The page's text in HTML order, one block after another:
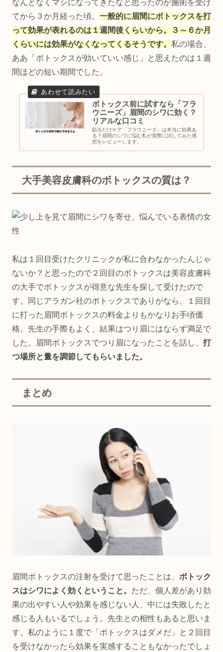
なんとなくマシになってきたなと思ったのが施術を受け
てから３か月経った頃。 一般的に眉間にボトックスを打
って効果が表れるのは１週間後くらいから。３～６か月
くらいには効果がなくなってくるそうです。 私の場合、
ああ「ボトックスが効いていい感じ」と思えたのは１週
間ほどの短い期間でした。
ボトックス前に試すなら「フラ
ウニーズ」眉間のシワに効く？
リアルな口コミ
貼るだけケア「フラウニーズ」は本当に効果あ
る？眉間のシワに悩む私が実際に試してみた感
想をレビューします。
大手美容皮膚科のボトックスの質は？
私は１回目受けたクリニックが私に合わなかったんじゃ
ないか？と思ったので２回目のボトックスは美容皮膚科
の大手でボトックスが得意な先生を探して受けたので
す。同じアラガン社のボトックスでありがなら、１回目
に打った眉間ボトックスの料金よりもかなりお手頃価
格。先生の手際もよく、結果はつり眉にはならず満足で
した。眉間ボトックスでつり眉になったことを話し、 打
つ場所と量を調節してもらいました。
まとめ
眉間ボトックスの注射を受けて思ったことは、 ボトック
スはシワによく効くということ。 ただ、個人差があり効
果の出やすい人や効果を感じない人、中には失敗したと
感じる人もいるでしょう。先生との相性もあると思いま
す。私のように１度で「ボトックスはダメだ」と２回目
を受けなかったら効果を実感することもなかったでしょ